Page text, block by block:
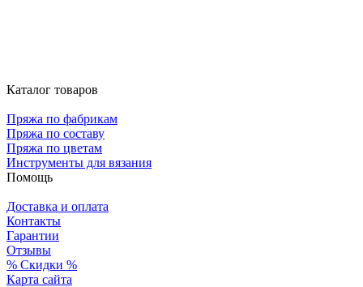
Каталог товаров
Пряжа по фабрикам
Пряжа по составу
Пряжа по цветам
Инструменты для вязания
Помощь
Доставка и оплата
Контакты
Гарантии
Отзывы
% Скидки %
Карта сайта